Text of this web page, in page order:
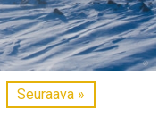
Seuraava »